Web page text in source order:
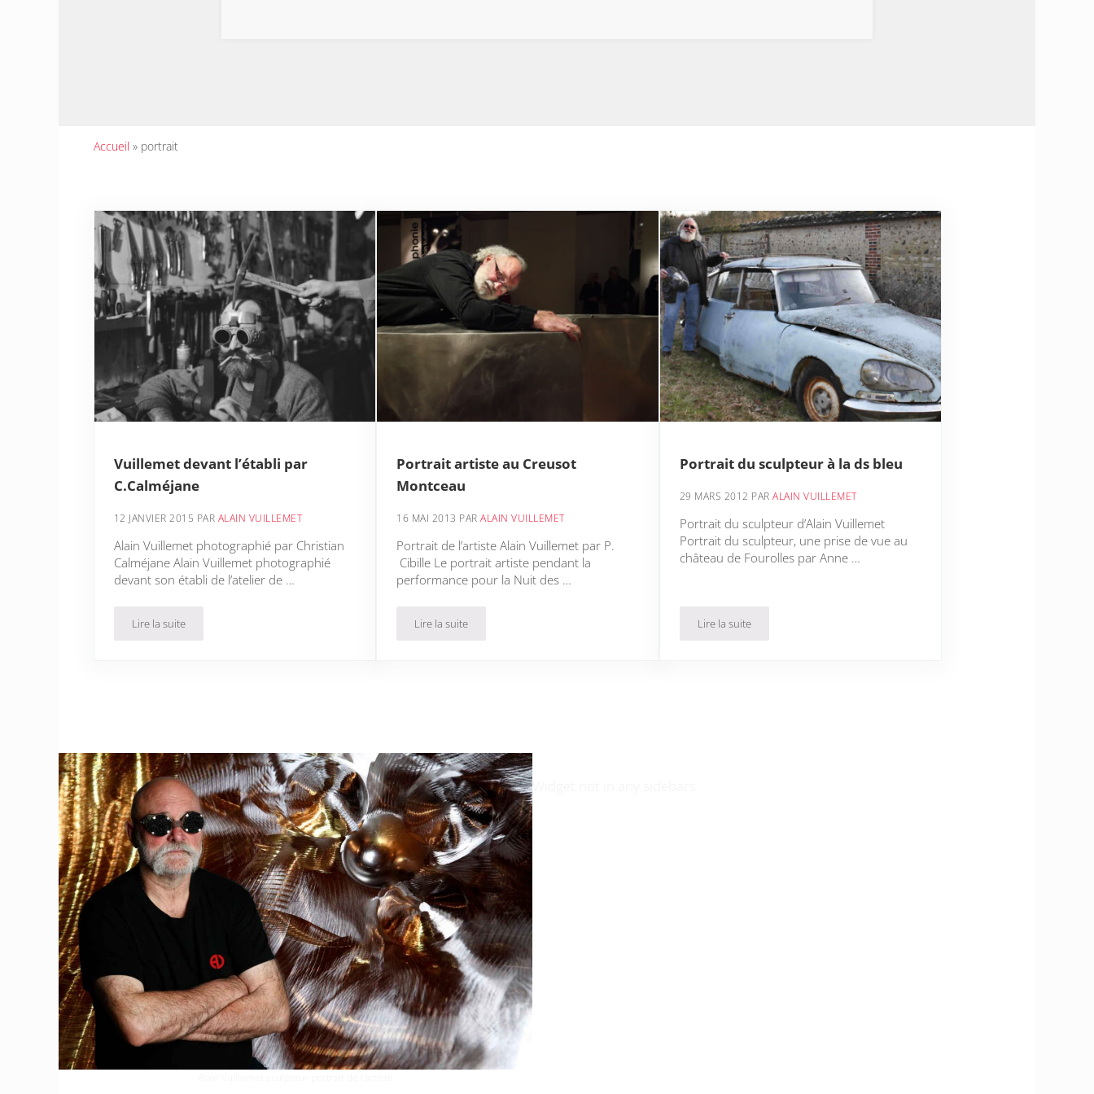
Accueil » portrait
Vuillemet devant l’établi par
C.Calméjane
12 JANVIER 2015 PAR ALAIN VUILLEMET
Alain Vuillemet photographié par Christian
Calméjane Alain Vuillemet photographié
devant son établi de l’atelier de …
Lire la suite
Vuillemet devant l’établi par C.Calméjane
Portrait artiste au Creusot
Montceau
16 MAI 2013 PARALAIN VUILLEMET
Portrait de l’artiste Alain Vuillemet par P.
Cibille Le portrait artiste pendant la
performance pour la Nuit des …
Lire la suitePortrait artiste au Creusot Montceau
Portrait du sculpteur à la ds bleu
29 MARS 2012 PARALAIN VUILLEMET
Portrait du sculpteur d’Alain Vuillemet
Portrait du sculpteur, une prise de vue au
château de Fourolles par Anne …
Lire la suite
Portrait du sculpteur à la ds bleu
Widget not in any sidebars